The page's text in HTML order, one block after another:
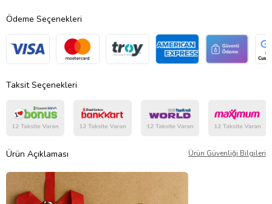
Ödeme Seçenekleri
Taksit Seçenekleri
Ürün Açıklaması Ürün Güvenliği Bilgileri